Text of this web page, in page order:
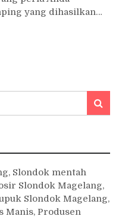
yang dihasilkan…
Search
Slondok mentah
Slondok Magelang,
Slondok Magelang,
Manis, Produsen